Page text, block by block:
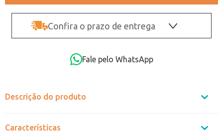
Confira o prazo de entrega
Fale pelo WhatsApp
Descrição do produto
Características